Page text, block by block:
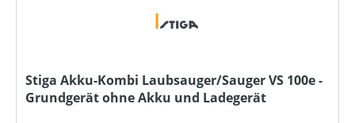
Stiga Akku-Kombi Laubsauger/Sauger VS 100e -
Grundgerät ohne Akku und Ladegerät